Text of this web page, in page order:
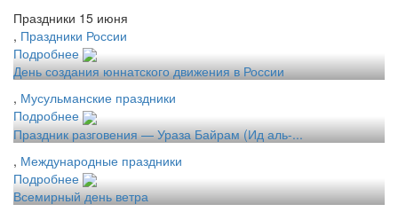
Праздники 15 июня
, Праздники России
Подробнее
День создания юннатского движения в России
, Мусульманские праздники
Подробнее
Праздник разговения — Ураза Байрам (Ид аль-...
, Международные праздники
Подробнее
Всемирный день ветра